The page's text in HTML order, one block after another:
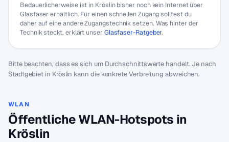
Bedauerlicherweise ist in Kröslin bisher noch kein Internet über
Glasfaser erhältlich. Für einen schnellen Zugang solltest du
daher auf eine andere Zugangstechnik setzen. Was hinter der
Technik steckt, erklärt unser Glasfaser-Ratgeber.
Bitte beachten, dass es sich um Durchschnittswerte handelt. Je nach
Stadtgebiet in Kröslin kann die konkrete Verbreitung abweichen.
WLAN
Öffentliche WLAN-Hotspots in
Kröslin